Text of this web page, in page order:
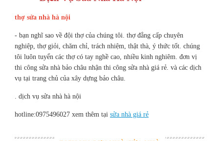
thợ sửa nhà hà nội
- bạn nghĩ sao về đội thợ của chúng tôi. thợ đẳng cấp chuyên
nghiệp, thợ giỏi, chăm chỉ, trách nhiệm, thật thà, ý thức tốt. chúng
tôi luôn tuyển các thợ có tay nghề cao, nhiều kinh nghiêm. đơn vị
thi công sửa nhà bảo châu nhận thi công sửa nhà giá rẻ. và các dịch
vụ tại trang chủ của xây dựng bảo châu.
. dịch vụ sửa nhà hà nội
hotline:0975496027 xem thêm tại sửa nhà giá rẻ